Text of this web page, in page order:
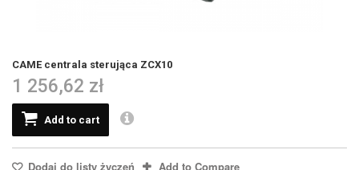
CAME centrala sterująca ZCX10
1 256,62 zł
Add to cart
Dodaj do listy życzeń Add to Compare